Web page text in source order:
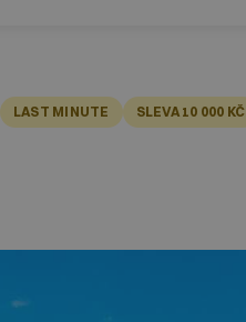
LAST MINUTE SLEVA 10 000 KČ